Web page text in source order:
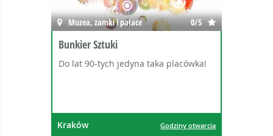
Muzea, zamki i pałace 0/5
Bunkier Sztuki
Do lat 90-tych jedyna taka placówka!
Kraków Godziny otwarcia